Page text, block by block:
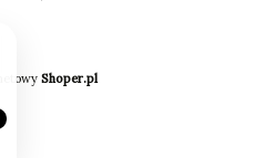
Shoper.pl
w koszyku: 0. Zobacz